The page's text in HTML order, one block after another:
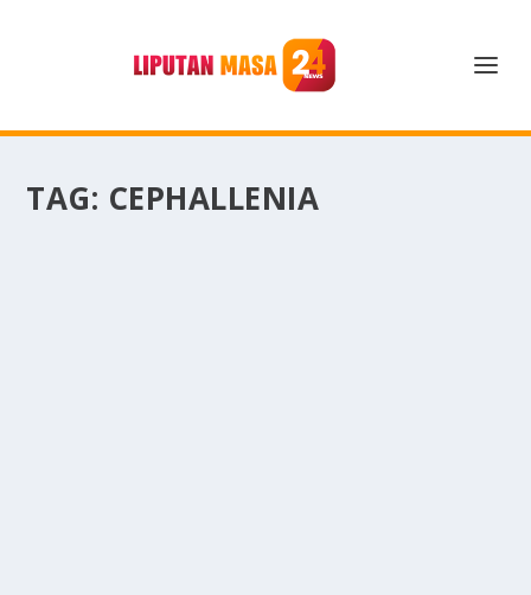
TAG: CEPHALLENIA